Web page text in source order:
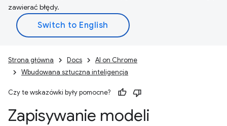
zawierać błędy.
Strona główna Docs
AI on Chrome
Wbudowana sztuczna inteligencja
Czy te wskazówki były pomocne?
Zapisywanie modeli